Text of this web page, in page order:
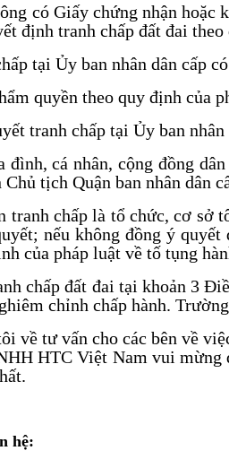
có Giấy chứng nhận
định tranh chấp đất đai theo
tại Ủy ban nhân dân cấp
quyền theo quy định của
tranh chấp tại Ủy ban
cá nhân, cộng đồng
tịch Quận ban nhân dân
tranh chấp là tổ chức, cơ
nếu không đồng ý
của pháp luật về tố tụng
chấp đất đai tại khoản 3
chỉnh chấp hành.
về tư vấn cho các bên về
HTC Việt Nam vui
hệ: